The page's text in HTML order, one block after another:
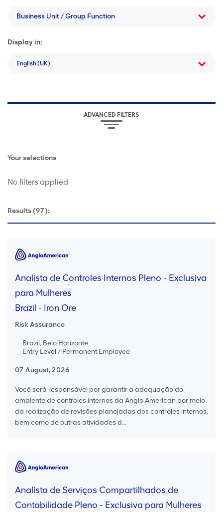
Business Unit / Group Function
Display in:
English (UK)
ADVANCED FILTERS
Your selections
No filters applied
Results (97):
Analista de Controles Internos Pleno - Exclusiva
para Mulheres
Brazil - Iron Ore
Risk Assurance
Brazil, Belo Horizonte
Entry Level / Permanent Employee
07 August, 2026
Você será responsável por garantir a adequação do
ambiente de controles internos da Anglo American por meio
da realização de revisões planejadas dos controles internos,
bem como de outras atividades d...
Analista de Serviços Compartilhados de
Contabilidade Pleno - Exclusiva para Mulheres